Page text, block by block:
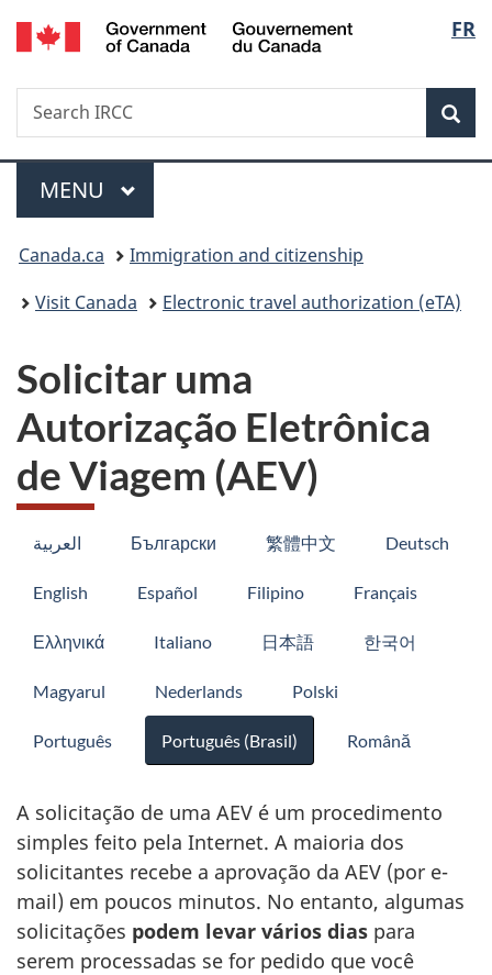
Skip
to
Skip
to
Switch
to
FR
Search
Search
IRCC
Menu
MAIN
MENU
You
are
Canada.ca
Immigration and citizenship
Visit Canada
Electronic travel authorization (eTA)
Solicitar uma
Autorização Eletrônica
de Viagem (AEV)
العربية Български 繁體中文 Deutsch
English Español Filipino Français
Ελληνικά Italiano 日本語 한국어
Magyarul Nederlands Polski
Português Português (Brasil) Română
A solicitação de uma AEV é um procedimento
simples feito pela Internet. A maioria dos
solicitantes recebe a aprovação da AEV (por e-
mail) em poucos minutos. No entanto, algumas
solicitações podem levar vários dias para
serem processadas se for pedido que você